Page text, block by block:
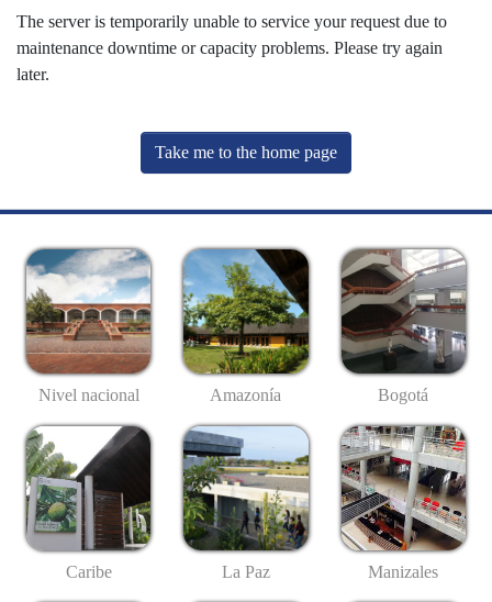
The server is temporarily unable to service your request due to
maintenance downtime or capacity problems. Please try again
later.
Take me to the home page
Nivel nacional Amazonía Bogotá
Caribe La Paz Manizales